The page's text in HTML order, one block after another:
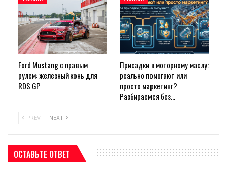
Ford Mustang с правым
рулем: железный конь для
RDS GP
Присадки к моторному маслу:
реально помогают или
просто маркетинг?
Разбираемся без…
PREV NEXT
ОСТАВЬТЕ ОТВЕТ